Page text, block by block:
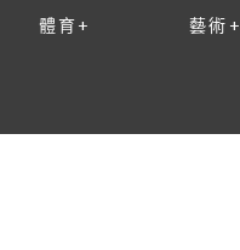
體育+ 藝術+